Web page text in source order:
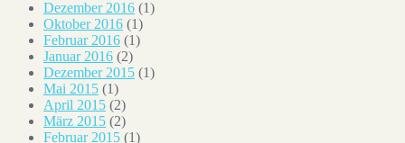
Dezember 2016 (1)
Oktober 2016 (1)
Februar 2016 (1)
Januar 2016 (2)
Dezember 2015 (1)
Mai 2015 (1)
April 2015 (2)
März 2015 (2)
Februar 2015 (1)